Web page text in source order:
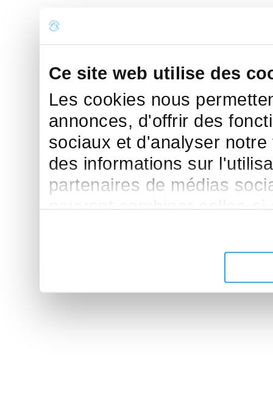
Ce site web utilise des
Les cookies nous
annonces, d'offrir des
sociaux et d'analyser
des informations sur
partenaires de médias